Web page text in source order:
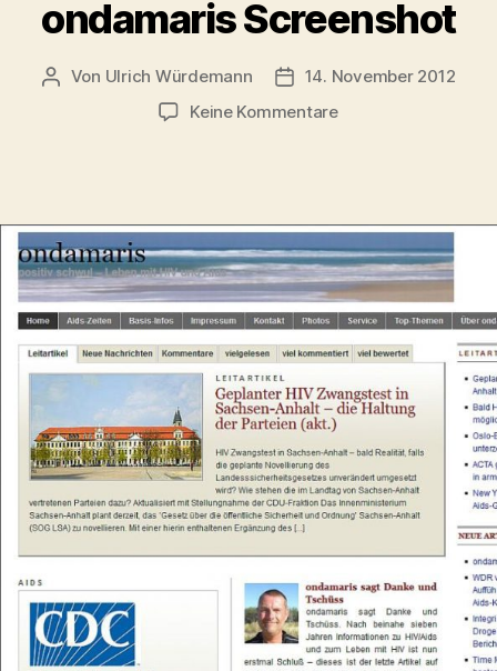
ondamaris Screenshot
Beitragsautor
Von Ulrich Würdemann Beitragsdatum
14. November 2012
Keine Kommentarezu